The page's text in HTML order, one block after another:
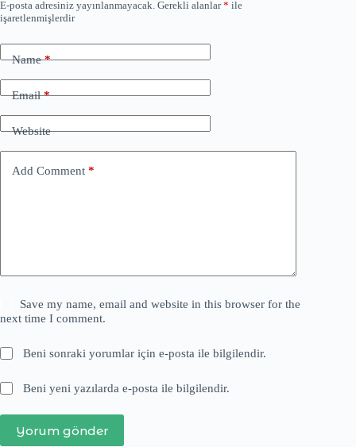
E-posta adresiniz yayınlanmayacak. Gerekli alanlar* ile
işaretlenmişlerdir
Name*
Email*
Website
Add Comment *
Save my name, email and website in this browser for the
next time I comment.
Beni sonraki yorumlar için e-posta ile bilgilendir.
Beni yeni yazılarda e-posta ile bilgilendir.
Yorum gönder